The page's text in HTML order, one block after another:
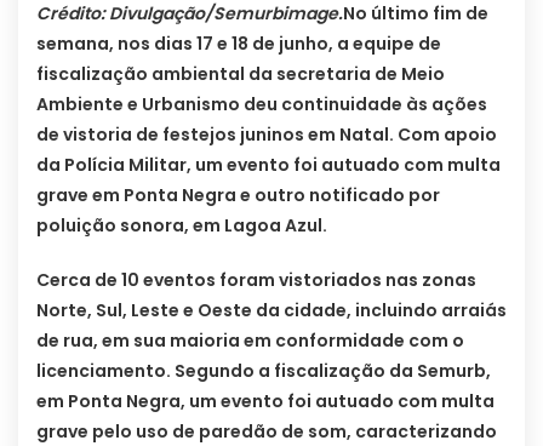
Crédito: Divulgação/Semurbimage.No último fim de
semana, nos dias 17 e 18 de junho, a equipe de
fiscalização ambiental da secretaria de Meio
Ambiente e Urbanismo deu continuidade às ações
de vistoria de festejos juninos em Natal. Com apoio
da Polícia Militar, um evento foi autuado com multa
grave em Ponta Negra e outro notificado por
poluição sonora, em Lagoa Azul.
Cerca de 10 eventos foram vistoriados nas zonas
Norte, Sul, Leste e Oeste da cidade, incluindo arraiás
de rua, em sua maioria em conformidade com o
licenciamento. Segundo a fiscalização da Semurb,
em Ponta Negra, um evento foi autuado com multa
grave pelo uso de paredão de som, caracterizando